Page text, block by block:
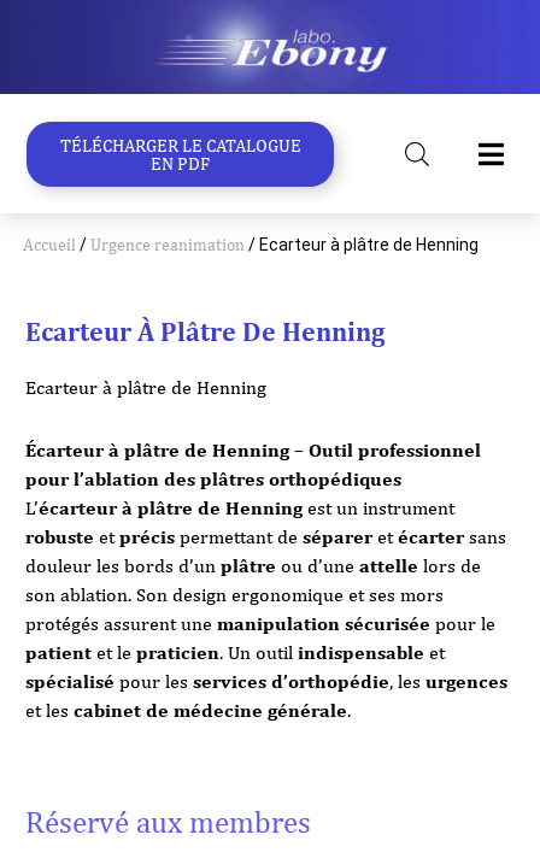
TÉLÉCHARGER LE CATALOGUE
EN PDF
Accueil /Urgence reanimation / Ecarteur à plâtre de Henning
Ecarteur À Plâtre De Henning
Ecarteur à plâtre de Henning
Écarteur à plâtre de Henning – Outil professionnel
pour l’ablation des plâtres orthopédiques
L’écarteur à plâtre de Henningest un instrument
robuste etprécis permettant de sépareretécartersans
douleur les bords d’un plâtre ou d’une attelle lors de
son ablation. Son design ergonomique et ses mors
protégés assurent une manipulation sécurisée pour le
patient et le praticien. Un outil indispensable et
spécialisé pour les services d’orthopédie, les urgences
et les cabinet de médecine générale.
Réservé aux membres